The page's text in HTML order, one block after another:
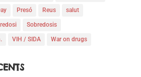
Presó Reus salut
Sobredosis
VIH / SIDA War on drugs